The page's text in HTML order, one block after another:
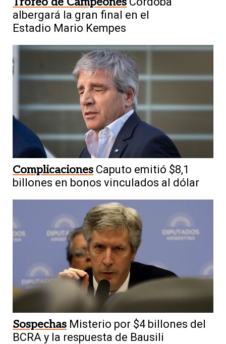
albergará la gran final en el
Estadio Mario Kempes
Complicaciones Caputo emitió $8,1
billones en bonos vinculados al dólar
Sospechas Misterio por $4 billones del
BCRA y la respuesta de Bausili